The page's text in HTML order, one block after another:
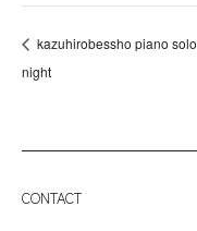
kazuhirobessho piano solo
night
CONTACT